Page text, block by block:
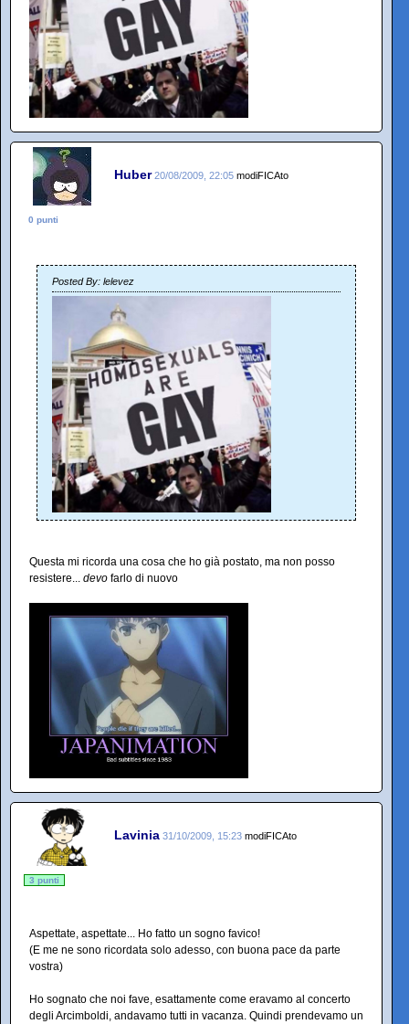
Huber 20/08/2009, 22:05 modiFICAto
0 punti
Posted By: lelevez
Questa mi ricorda una cosa che ho già postato, ma non posso
resistere... devo farlo di nuovo
Lavinia 31/10/2009, 15:23 modiFICAto
3 punti
Aspettate, aspettate... Ho fatto un sogno favico!
(E me ne sono ricordata solo adesso, con buona pace da parte
vostra)
Ho sognato che noi fave, esattamente come eravamo al concerto
degli Arcimboldi, andavamo tutti in vacanza. Quindi prendevamo un